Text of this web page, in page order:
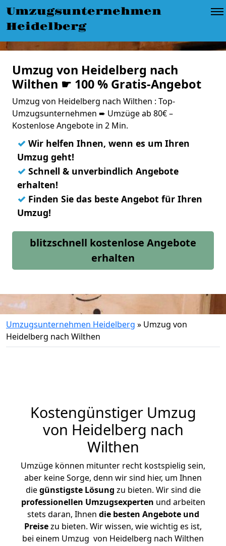
Umzugsunternehmen
Heidelberg
Umzug von Heidelberg nach
Wilthen ☛ 100 % Gratis-Angebot
Umzug von Heidelberg nach Wilthen : Top-
Umzugsunternehmen ➨ Umzüge ab 80€ –
Kostenlose Angebote in 2 Min.
✓ Wir helfen Ihnen, wenn es um Ihren
Umzug geht!
✓ Schnell & unverbindlich Angebote
erhalten!
✓ Finden Sie das beste Angebot für Ihren
Umzug!
blitzschnell kostenlose Angebote
erhalten
Umzugsunternehmen Heidelberg » Umzug von
Heidelberg nach Wilthen
Kostengünstiger Umzug
von Heidelberg nach
Wilthen
Umzüge können mitunter recht kostspielig sein,
aber keine Sorge, denn wir sind hier, um Ihnen
diegünstigste Lösung zu bieten. Wir sind die
professionellen Umzugsexperten und arbeiten
stets daran, Ihnen die besten Angebote und
Preisezu bieten. Wir wissen, wie wichtig es ist,
bei einem Umzug von Heidelberg nach Wilthen